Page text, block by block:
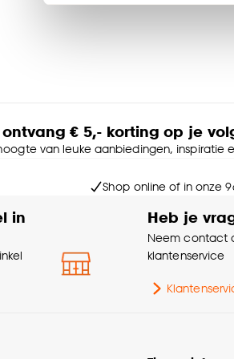
Klik op ‘Ja, alles toestaan’
noodzakelijke cookies te
€ 5,- korting op je
van leuke aanbiedingen, inspiratie
Shop online of in onze
in
Heb je
Neem contact
klantenservice